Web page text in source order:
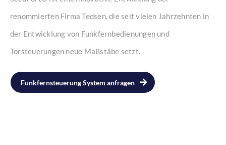
renommierten Firma Tedsen, die seit vielen Jahrzehnten in
der Entwicklung von Funkfernbedienungen und
Torsteuerungen neue Maßstäbe setzt.
Funkfernsteuerung System anfragen